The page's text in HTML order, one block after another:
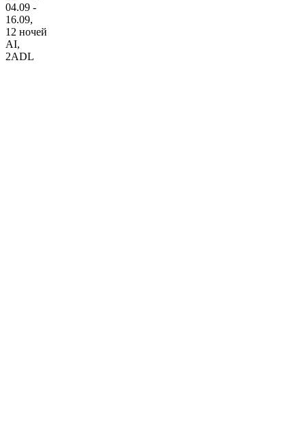
04.09 -
16.09,
12 ночей
AI,
2ADL